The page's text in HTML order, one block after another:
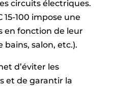
circuits électriques.
15-100 impose une
en fonction de leur
bains, salon, etc.).
d’éviter les
et de garantir la